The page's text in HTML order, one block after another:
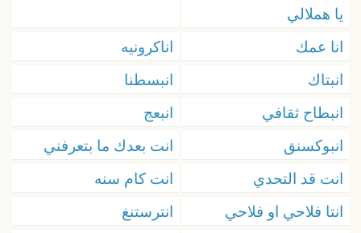
يا هملالي
انا عمك
اناكرونيه
انبتاك
انبسطنا
انبطاح ثقافي
انبعج
انبوكسنق
انت بعدك ما بتعرفني
انت قد التحدي
انت كام سنه
انتا فلاحي او فلاحي
انترستنغ